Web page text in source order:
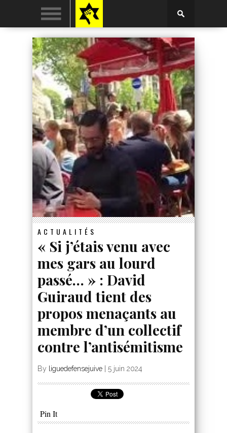
ACTUALITÉS
« Si j’étais venu avec
mes gars au lourd
passé… » : David
Guiraud tient des
propos menaçants au
membre d’un collectif
contre l’antisémitisme
By liguedefensejuive 5 juin 2024
Pin It